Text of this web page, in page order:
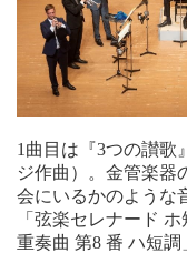
1曲目は『3つの讃歌
ジ作曲）。金管楽器
会にいるかのような
「弦楽セレナード
重奏曲 第8 番 ハ短調